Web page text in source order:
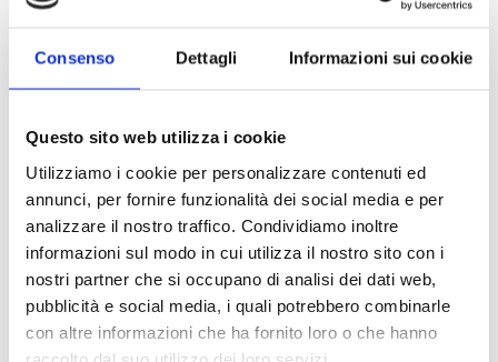
Consenso Dettagli Informazioni sui cookie
Questo sito web utilizza i cookie
Utilizziamo i cookie per personalizzare contenuti ed
annunci, per fornire funzionalità dei social media e per
analizzare il nostro traffico. Condividiamo inoltre
informazioni sul modo in cui utilizza il nostro sito con i
nostri partner che si occupano di analisi dei dati web,
pubblicità e social media, i quali potrebbero combinarle
con altre informazioni che ha fornito loro o che hanno
raccolto dal suo utilizzo dei loro servizi.